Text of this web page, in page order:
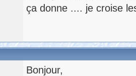
ça donne .... je croise
Bonjour,